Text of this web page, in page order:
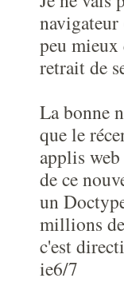
peu mieux
retrait de
La bonne
que le
applis
de ce
un
millions
c'est
ie6/7